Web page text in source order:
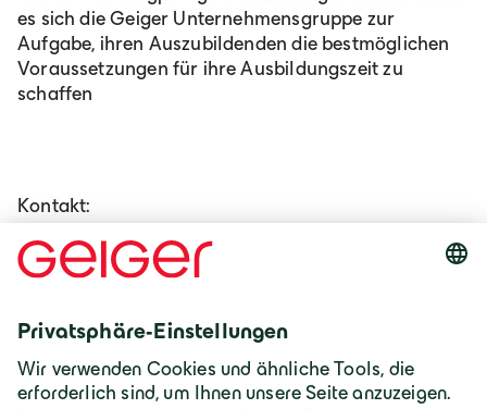
Kontakt:
Geiger Pressestelle
Zur Karriereseite
es sich die Geiger Unternehmensgruppe zur
Aufgabe, ihren Auszubildenden die bestmöglichen
Voraussetzungen für ihre Ausbildungszeit zu
schaffen